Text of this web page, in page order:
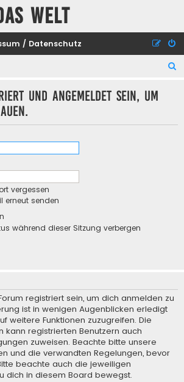
Welt
/ Datenschutz
und angemeldet sein, um
vergessen
erneut senden
während dieser Sitzung verbergen
registriert sein, um dich anmelden zu
ist in wenigen Augenblicken erledigt
weitere Funktionen zuzugreifen. Die
kann registrierten Benutzern auch
zuweisen. Beachte bitte unsere
und die verwandten Regelungen, bevor
beachte auch die jeweiligen
dich in diesem Board bewegst.